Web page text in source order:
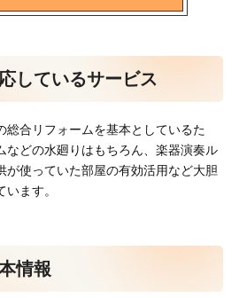
しているサービス
総合リフォームを基本としているた
などの水廻りはもちろん、楽器演奏ル
が使っていた部屋の有効活用など大胆
ます。
情報